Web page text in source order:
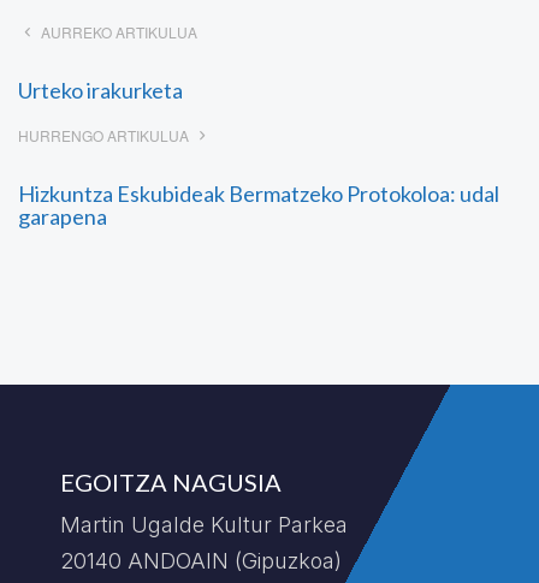
AURREKO ARTIKULUA
Urteko irakurketa
HURRENGO ARTIKULUA
Hizkuntza Eskubideak Bermatzeko Protokoloa: udal
garapena
EGOITZA NAGUSIA
Martin Ugalde Kultur Parkea
20140 ANDOAIN (Gipuzkoa)